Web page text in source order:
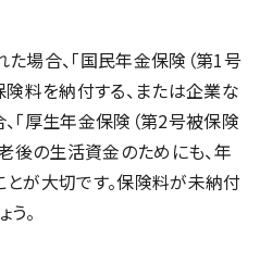
場合、「国民年金保険（第1号
険料を納付する、または企業な
「厚生年金保険（第2号被保険
後の生活資金のためにも、年
が大切です。保険料が未納付
。